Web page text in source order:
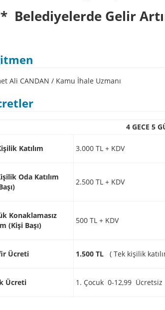
Belediyelerde Gelir
Ali CANDAN / Kamu İhale Uzmanı
4 GECE 5
Katılım 3.000 TL + KDV
Oda Katılım
2.500 TL + KDV
Konaklamasız
(Kişi Başı)
500 TL + KDV
Ücreti 1.500 TL ( Tek kişilik
Ücreti 1. Çocuk 0-12,99 Ücretsiz